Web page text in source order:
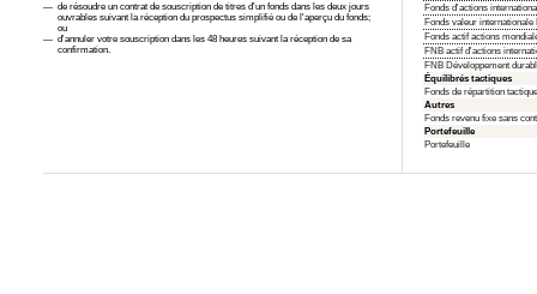
de résoudre un contrat de souscription de titres d'un fonds dans les deux jours
ouvrables suivant la réception du prospectus simplifié ou de l'aperçu du fonds;
ou
d'annuler votre souscription dans les 48 heures suivant la réception de sa
confirmation.
Fonds d'actions
Fonds valeur
Fonds actif actions
FNB actif d'actions
FNB Développement
Équilibrés tactiques
Fonds de répartition
Autres
Fonds revenu fixe sans
Portefeuille
Portefeuille